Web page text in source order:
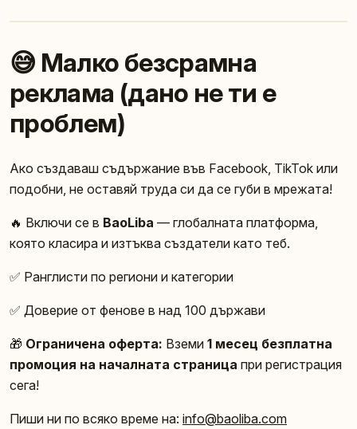
😅 Малко безсрамна
реклама (дано не ти е
проблем)
Ако създаваш съдържание във Facebook, TikTok или
подобни, не оставяй труда си да се губи в мрежата!
🔥 Включи се в BaoLiba — глобалната платформа,
която класира и изтъква създатели като теб.
✅ Ранглисти по региони и категории
✅ Доверие от фенове в над 100 държави
🎁 Ограничена оферта: Вземи 1 месец безплатна
промоция на началната страница при регистрация
сега!
Пиши ни по всяко време на: info@baoliba.com